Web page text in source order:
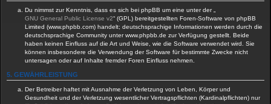
Du nimmst zur Kenntnis, dass es sich bei phpBB um eine unter der „
GNU General Public License v2“ (GPL) bereitgestellten Foren-Software von phpBB
Limited (www.phpbb.com) handelt; deutschsprachige Informationen werden durch die
deutschsprachige Community unter www.phpbb.de zur Verfügung gestellt. Beide
haben keinen Einfluss auf die Art und Weise, wie die Software verwendet wird. Sie
können insbesondere die Verwendung der Software für bestimmte Zwecke nicht
untersagen oder auf Inhalte fremder Foren Einfluss nehmen.
5. GEWÄHRLEISTUNG
Der Betreiber haftet mit Ausnahme der Verletzung von Leben, Körper und
Gesundheit und der Verletzung wesentlicher Vertragspflichten (Kardinalpflichten) nur